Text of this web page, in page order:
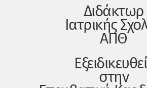
Διδάκτωρ
Ιατρικής
ΑΠΘ
στην